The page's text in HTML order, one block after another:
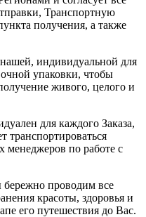
Транспортную
получения, а также
индивидуальной для
упаковки, чтобы
живого, целого и
для каждого Заказа,
транспортироваться
по работе с
проводим все
красоты, здоровья и
его путешествия до Вас.